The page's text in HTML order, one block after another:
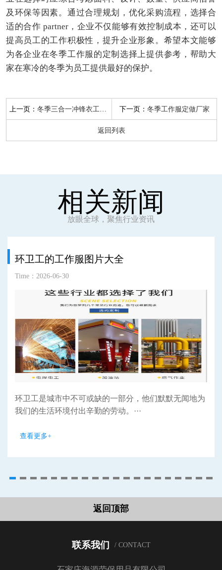
及环保等因素。通过合理规划，优化采购流程，选择合
适的合作 partner，企业不仅能够有效控制成本，还可以
提高员工的工作积极性，提升企业形象。希望本文能够
为各企业在冬季工作服的定制选择上提供参考，帮助大
家在寒冷的冬季为员工提供最好的保护。
上一页：冬季三合一冲锋衣工作服定做 下一页： 冬季工作服定做厂家
返回列表
相关新闻
放眼全球，聚焦行业资讯
环卫工的工作服图片大全
Time：2026-06-30
环卫工是城市中不可或缺的一部分，他们默默无闻地为
我们的生活环境付出辛勤的劳动。···
查看更多+
返回顶部
联系我们 / CONTACT